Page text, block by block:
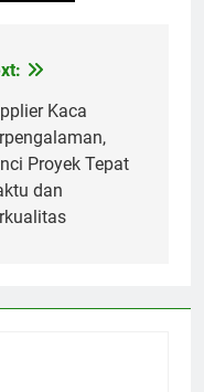
Kaca
Proyek Tepat
dan